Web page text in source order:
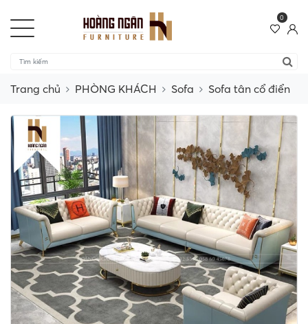
0
Trang chủ PHÒNG KHÁCH Sofa Sofa tân cổ điển